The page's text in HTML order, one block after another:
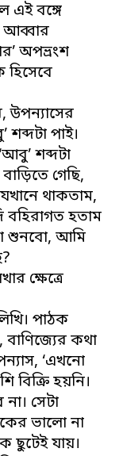
এই বঙ্গে
আব্বার
অপভ্রংশ
হিসেবে
উপন্যাসের
পাই।
শব্দটা
গেছি,
থাকতাম,
বহিরাগত হতাম
শুনবো, আমি
ক্ষেত্রে
পাঠক
কথা
‘এখনো
হয়নি।
সেটা
ভালো না
ছুটেই যায়।